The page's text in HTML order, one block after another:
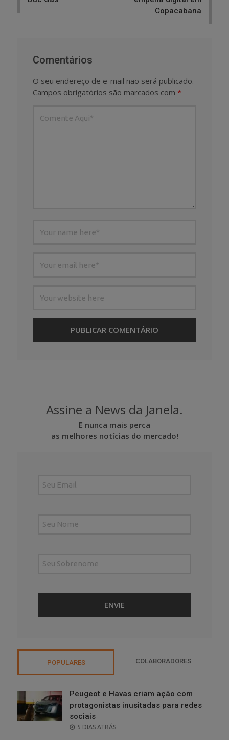
Copacabana
Comentários
O seu endereço de e-mail não será publicado.
Campos obrigatórios são marcados com *
Assine a News da Janela.
E nunca mais perca
as melhores notícias do mercado!
POPULARES COLABORADORES
Peugeot e Havas criam ação com
protagonistas inusitadas para redes
sociais
POSTED
5 DIAS ATRÁS